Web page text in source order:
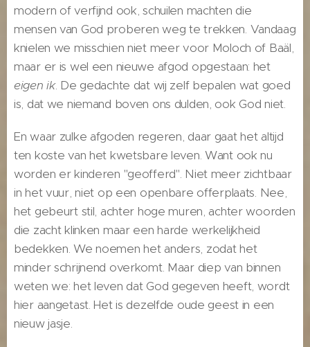
modern of verfijnd ook, schuilen machten die
mensen van God proberen weg te trekken. Vandaag
knielen we misschien niet meer voor Moloch of Baäl,
maar er is wel een nieuwe afgod opgestaan: het
eigen ik. De gedachte dat wij zelf bepalen wat goed
is, dat we niemand boven ons dulden, ook God niet.
En waar zulke afgoden regeren, daar gaat het altijd
ten koste van het kwetsbare leven. Want ook nu
worden er kinderen "geofferd". Niet meer zichtbaar
in het vuur, niet op een openbare offerplaats. Nee,
het gebeurt stil, achter hoge muren, achter woorden
die zacht klinken maar een harde werkelijkheid
bedekken. We noemen het anders, zodat het
minder schrijnend overkomt. Maar diep van binnen
weten we: het leven dat God gegeven heeft, wordt
hier aangetast. Het is dezelfde oude geest in een
nieuw jasje.